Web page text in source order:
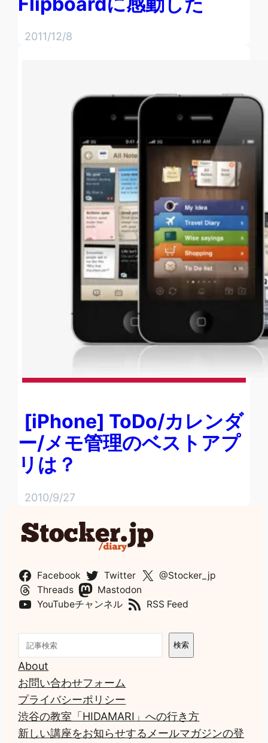
2011/12/8
[iPhone] ToDo/カレンダ
ー/メモ管理のベストアプ
リは？
2010/9/27
Facebook Twitter
@Stocker_jp
Threads
Mastodon
YouTubeチャンネル
RSS Feed
検
検索
About
お問い合わせフォーム
プライバシーポリシー
渋谷の教室「HIDAMARI」への行き方
新しい講座をお知らせするメールマガジンの登